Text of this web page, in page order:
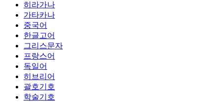
히라가나
가타카나
중국어
한글고어
그리스문자
프랑스어
독일어
히브리어
괄호기호
학술기호